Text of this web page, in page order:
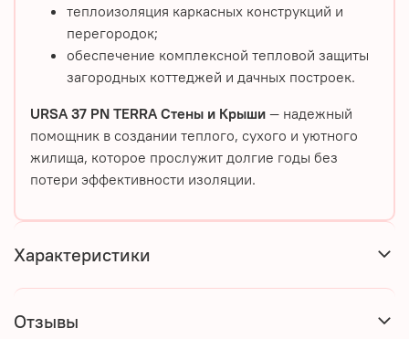
теплоизоляция каркасных конструкций и
перегородок;
обеспечение комплексной тепловой защиты
загородных коттеджей и дачных построек.
URSA 37 PN TERRA Стены и Крыши — надежный
помощник в создании теплого, сухого и уютного
жилища, которое прослужит долгие годы без
потери эффективности изоляции.
Характеристики
Отзывы